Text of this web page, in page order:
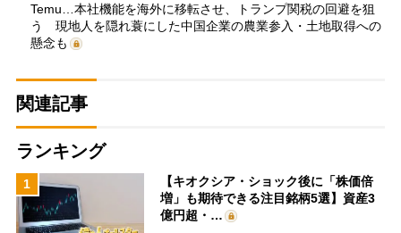
Temu…本社機能を海外に移転させ、トランプ関税の回避を狙
う 現地人を隠れ蓑にした中国企業の農業参入・土地取得への
懸念も
関連記事
ランキング
1
【キオクシア・ショック後に「株価倍
増」も期待できる注目銘柄5選】資産3
億円超・…